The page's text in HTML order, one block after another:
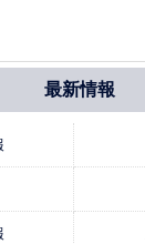
最新情報